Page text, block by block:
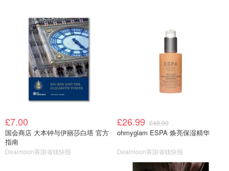
£7.00
国会商店 大本钟与伊丽莎白塔 官方
指南
Dealmoon英国省钱快报
£26.99 £48.00
ohmyglam ESPA 焕亮保湿精华
Dealmoon英国省钱快报